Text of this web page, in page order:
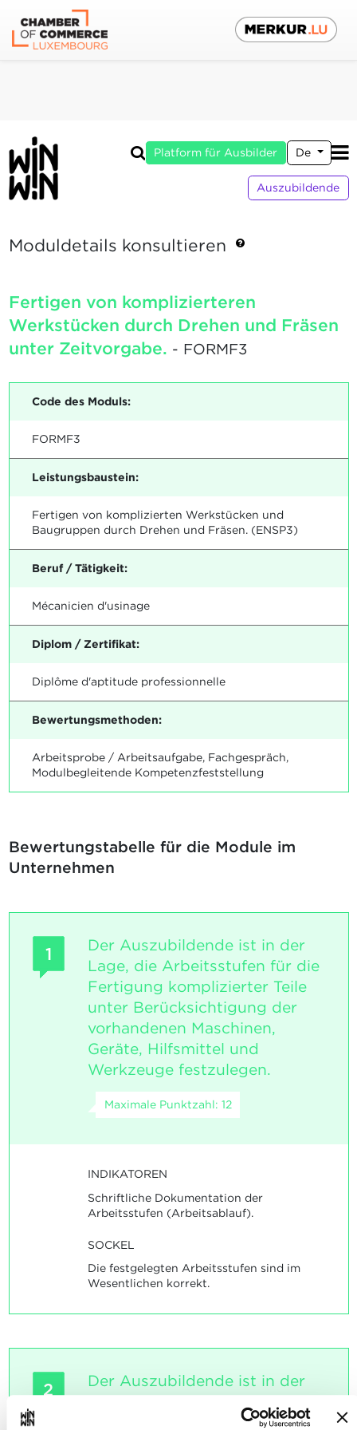
Platform für Ausbilder De
Auszubildende
Moduldetails konsultieren
Fertigen von komplizierteren
Werkstücken durch Drehen und Fräsen
unter Zeitvorgabe. - FORMF3
Code des Moduls:
FORMF3
Leistungsbaustein:
Fertigen von komplizierten Werkstücken und
Baugruppen durch Drehen und Fräsen. (ENSP3)
Beruf / Tätigkeit:
Mécanicien d'usinage
Diplom / Zertifikat:
Diplôme d'aptitude professionnelle
Bewertungsmethoden:
Arbeitsprobe / Arbeitsaufgabe, Fachgespräch,
Modulbegleitende Kompetenzfeststellung
Bewertungstabelle für die Module im
Unternehmen
1
Der Auszubildende ist in der
Lage, die Arbeitsstufen für die
Fertigung komplizierter Teile
unter Berücksichtigung der
vorhandenen Maschinen,
Geräte, Hilfsmittel und
Werkzeuge festzulegen.
Maximale Punktzahl: 12
INDIKATOREN
Schriftliche Dokumentation der
Arbeitsstufen (Arbeitsablauf).
SOCKEL
Die festgelegten Arbeitsstufen sind im
Wesentlichen korrekt.
2
Der Auszubildende ist in der
zylindrischen Passungen,